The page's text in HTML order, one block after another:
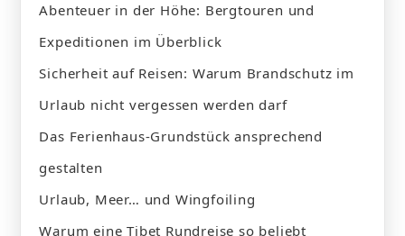
Abenteuer in der Höhe: Bergtouren und
Expeditionen im Überblick
Sicherheit auf Reisen: Warum Brandschutz im
Urlaub nicht vergessen werden darf
Das Ferienhaus-Grundstück ansprechend
gestalten
Urlaub, Meer… und Wingfoiling
Warum eine Tibet Rundreise so beliebt